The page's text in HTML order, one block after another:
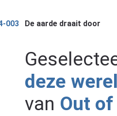
003 De aarde draait door
deze
van Out